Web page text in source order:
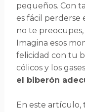
pequeños. Con
es fácil perderse
no te
Imagina esos
felicidad con tu
cólicos y los
el biberón
En este artículo,